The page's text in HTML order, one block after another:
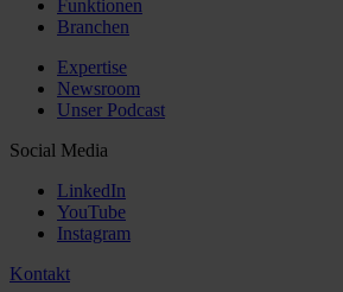
Funktionen
Branchen
Expertise
Newsroom
Unser Podcast
Social Media
LinkedIn
YouTube
Instagram
Kontakt